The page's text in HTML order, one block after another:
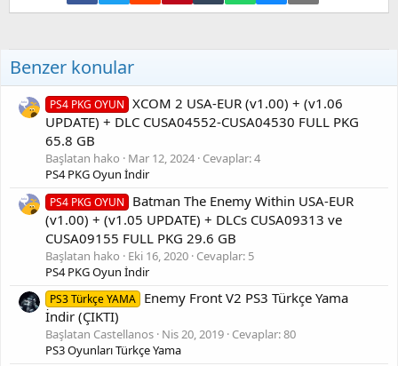
Benzer konular
PS4 PKG OYUN
XCOM 2 USA-EUR (v1.00) + (v1.06
UPDATE) + DLC CUSA04552-CUSA04530 FULL PKG
65.8 GB
Başlatan hako Mar 12, 2024 Cevaplar: 4
PS4 PKG Oyun İndir
PS4 PKG OYUN
Batman The Enemy Within USA-EUR
(v1.00) + (v1.05 UPDATE) + DLCs CUSA09313 ve
CUSA09155 FULL PKG 29.6 GB
Başlatan hako Eki 16, 2020 Cevaplar: 5
PS4 PKG Oyun İndir
PS3 Türkçe YAMA Enemy Front V2 PS3 Türkçe Yama
İndir (ÇIKTI)
Başlatan Castellanos Nis 20, 2019 Cevaplar: 80
PS3 Oyunları Türkçe Yama